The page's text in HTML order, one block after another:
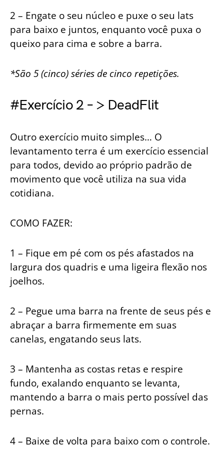
2 – Engate o seu núcleo e puxe o seu lats
para baixo e juntos, enquanto você puxa o
queixo para cima e sobre a barra.
*São 5 (cinco) séries de cinco repetições.
#Exercício 2 – > DeadFlit
Outro exercício muito simples… O
levantamento terra é um exercício essencial
para todos, devido ao próprio padrão de
movimento que você utiliza na sua vida
cotidiana.
COMO FAZER:
1 – Fique em pé com os pés afastados na
largura dos quadris e uma ligeira flexão nos
joelhos.
2 – Pegue uma barra na frente de seus pés e
abraçar a barra firmemente em suas
canelas, engatando seus lats.
3 – Mantenha as costas retas e respire
fundo, exalando enquanto se levanta,
mantendo a barra o mais perto possível das
pernas.
4 – Baixe de volta para baixo com o controle.